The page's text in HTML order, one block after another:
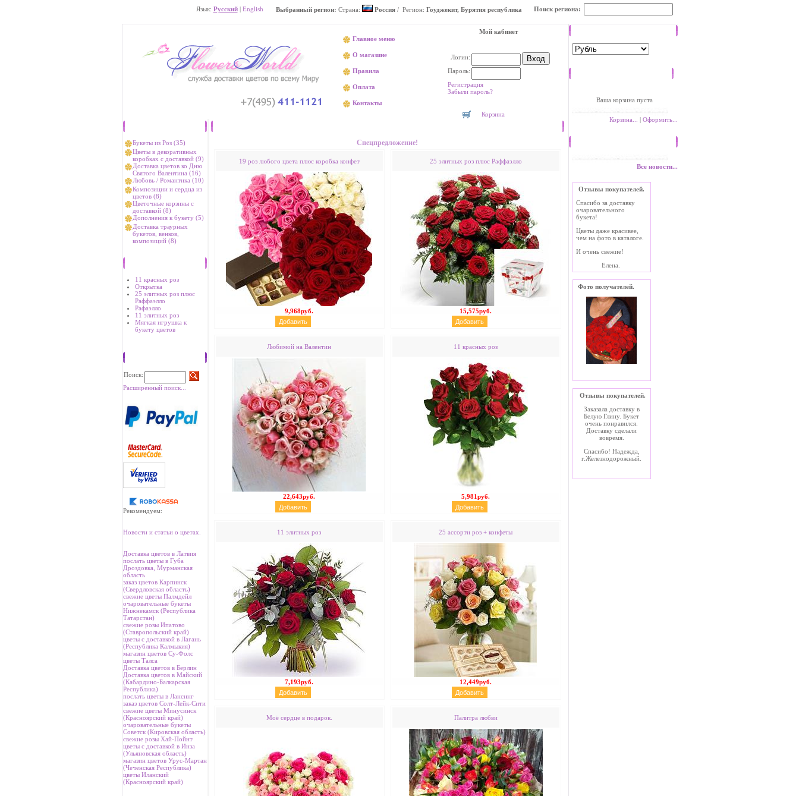
Выбранный регион: Страна: Россия/ Регион: Гоуджекит, Бурятия республика Поиск региона:
Язык: Русский| English
Главное меню
О магазине
Правила
Оплата
Контакты
Мой кабинет
Логин:
Пароль:
Регистрация
Забыли пароль?
Корзина
Букеты из Роз (35)
Цветы в декоративных
коробках с доставкой (9)
Доставка цветов ко Дню
Святого Валентина (16)
Любовь / Романтика (10)
Композиции и сердца из
цветов (8)
Цветочные корзины с
доставкой (8)
Дополнения к букету (5)
Доставка траурных
букетов, венков,
композиций (8)
11 красных роз
Открытка
25 элитных роз плюс
Раффаэлло
Рафаэлло
11 элитных роз
Мягкая игрушка к
букету цветов
Поиск:
Расширенный поиск...
Рекомендуем:
Новости и статьи о цветах.
Доставка цветов в Латвия
послать цветы в Губа
Дроздовка, Мурманская
область
заказ цветов Карпинск
(Свердловская область)
свежие цветы Палмдейл
очаровательные букеты
Нижнекамск (Республика
Татарстан)
свежие розы Ипатово
(Ставропольский край)
цветы с доставкой в Лагань
(Республика Калмыкия)
магазин цветов Су-Фолс
цветы Талса
Доставка цветов в Берлин
Доставка цветов в Майский
(Кабардино-Балкарская
Республика)
послать цветы в Лансинг
заказ цветов Солт-Лейк-Сити
свежие цветы Минусинск
(Красноярский край)
очаровательные букеты
Советск (Кировская область)
свежие розы Хай-Пойнт
цветы с доставкой в Инза
(Ульяновская область)
магазин цветов Урус-Мартан
(Чеченская Республика)
цветы Иланский
(Красноярский край)
Спецпредложение!
19 роз любого цвета плюс коробка конфет
9,968руб.
25 элитных роз плюс Раффаэлло
15,575руб.
Любимой на Валентин
22,643руб.
11 красных роз
5,981руб.
11 элитных роз
7,193руб.
25 ассорти роз + конфеты
12,449руб.
Моё сердце в подарок. Палитра любви
Ваша корзина пуста
Корзина... | Оформить...
Все новости...
Отзывы покупателей.
Спасибо за доставку
очаровательного
букета!
Цветы даже красивее,
чем на фото в каталоге.
И очень свежие!
Елена.
Фото получателей.
Отзывы покупателей.
Заказала доставку в
Белую Глину. Букет
очень понравился.
Доставку сделали
вовремя.
Спасибо! Надежда,
г.Железнодорожный.